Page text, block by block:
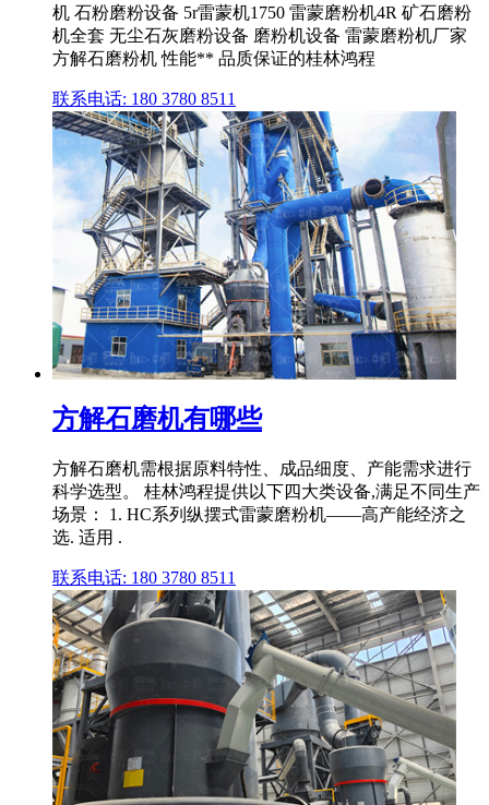
机 石粉磨粉设备 5r雷蒙机1750 雷蒙磨粉机4R 矿石磨粉
机全套 无尘石灰磨粉设备 磨粉机设备 雷蒙磨粉机厂家
方解石磨粉机 性能** 品质保证的桂林鸿程
联系电话: 180 3780 8511
方解石磨机有哪些
方解石磨机需根据原料特性、成品细度、产能需求进行
科学选型。 桂林鸿程提供以下四大类设备,满足不同生产
场景： 1. HC系列纵摆式雷蒙磨粉机——高产能经济之
选. 适用 .
联系电话: 180 3780 8511